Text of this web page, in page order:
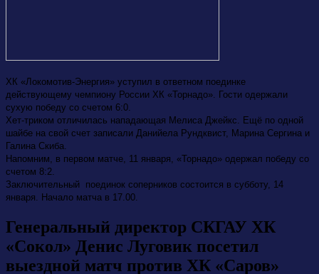
ХК «Локомотив-Энергия» уступил в ответном поединке
действующему чемпиону России ХК «Торнадо». Гости одержали
сухую победу со счетом 6:0.
Хет-триком отличилась нападающая Мелиса Джейкс. Ещё по одной
шайбе на свой счет записали Данийела Рундквист, Марина Сергина и
Галина Скиба.
Напомним, в первом матче, 11 января, «Торнадо» одержал победу со
счетом 8:2.
Заключительный поединок соперников состоится в субботу, 14
января. Начало матча в 17.00.
Генеральный директор СКГАУ ХК
«Сокол» Денис Луговик посетил
выездной матч против ХК «Саров»